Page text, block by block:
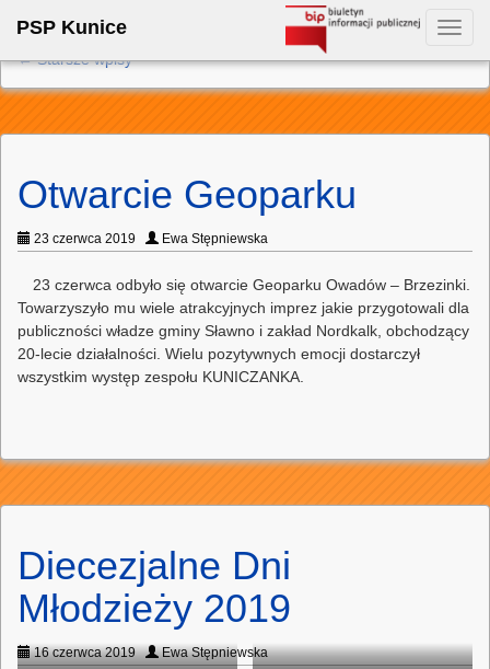
PSP Kunice
←Starsze wpisy
Otwarcie Geoparku
23 czerwca 2019 Ewa Stępniewska
23 czerwca odbyło się otwarcie Geoparku Owadów – Brzezinki.
Towarzyszyło mu wiele atrakcyjnych imprez jakie przygotowali dla
publiczności władze gminy Sławno i zakład Nordkalk, obchodzący
20-lecie działalności. Wielu pozytywnych emocji dostarczył
wszystkim występ zespołu KUNICZANKA.
Diecezjalne Dni
Młodzieży 2019
16 czerwca 2019 Ewa Stępniewska